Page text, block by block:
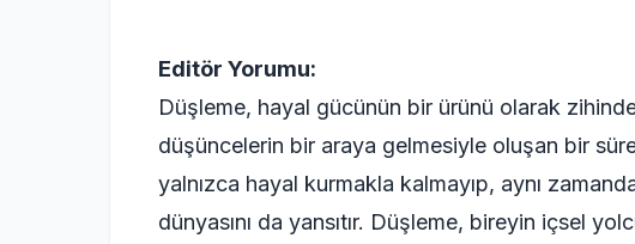
Editör Yorumu:
Düşleme, hayal gücünün bir ürünü olarak
düşüncelerin bir araya gelmesiyle oluşan bir
yalnızca hayal kurmakla kalmayıp, aynı
dünyasını da yansıtır. Düşleme, bireyin içsel